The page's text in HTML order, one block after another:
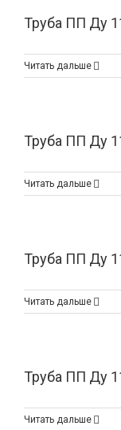
Труба ПП Ду
Читать дальше
Труба ПП Ду
Читать дальше
Труба ПП Ду
Читать дальше
Труба ПП Ду
Читать дальше